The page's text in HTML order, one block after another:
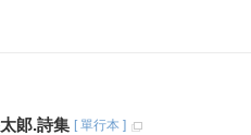
郞.詩集 [單行本 ]